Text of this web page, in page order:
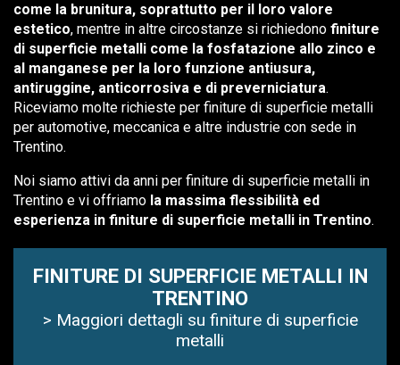
come la brunitura, soprattutto per il loro valore
estetico, mentre in altre circostanze si richiedono finiture
di superficie metalli come la fosfatazione allo zinco e
al manganese per la loro funzione antiusura,
antiruggine, anticorrosiva e di preverniciatura.
Riceviamo molte richieste per finiture di superficie metalli
per automotive, meccanica e altre industrie con sede in
Trentino.
Noi siamo attivi da anni per finiture di superficie metalli in
Trentino e vi offriamo la massima flessibilità ed
esperienza in finiture di superficie metalli in Trentino.
FINITURE DI SUPERFICIE METALLI IN
TRENTINO
> Maggiori dettagli su finiture di superficie
metalli